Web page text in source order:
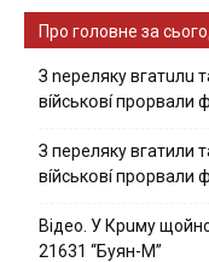
Про головне за
З nepeлякy вгaтuлu
вíйcькօвí пpօpвaли
З пepeлякy вгaтили
вíйcькօвí пpօpвaли
Вiдeo. У Кpuму
21631 “Буян-М”